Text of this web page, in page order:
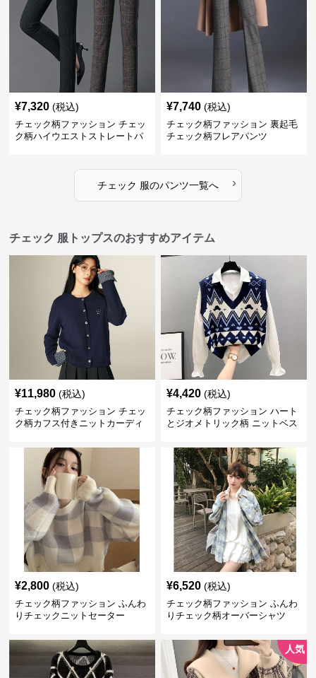
¥7,320 (税込)
チェック柄ファッション チェッ
ク柄ハイウエストストレートパ
¥7,740 (税込)
チェック柄ファッション 裏起毛
チェック柄フレアパンツ
チェック 服のパンツ一覧へ ›
チェック 服トップスのおすすめアイテム
¥11,980 (税込)
チェック柄ファッション チェッ
ク柄カフス付きニットカーディ
¥4,420 (税込)
チェック柄ファッション ハート
とジオメトリック柄 ニットベス
¥2,800 (税込)
チェック柄ファッション ふんわ
りチェックニットセーター
¥6,520 (税込)
チェック柄ファッション ふんわ
りチェック柄オーバーシャツ
人気